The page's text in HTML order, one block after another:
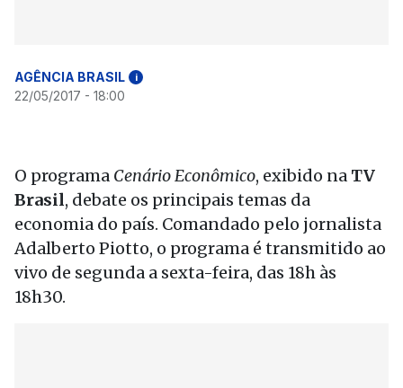
AGÊNCIA BRASIL i
22/05/2017 - 18:00
O programa Cenário Econômico, exibido na TV
Brasil, debate os principais temas da
economia do país. Comandado pelo jornalista
Adalberto Piotto, o programa é transmitido ao
vivo de segunda a sexta-feira, das 18h às
18h30.